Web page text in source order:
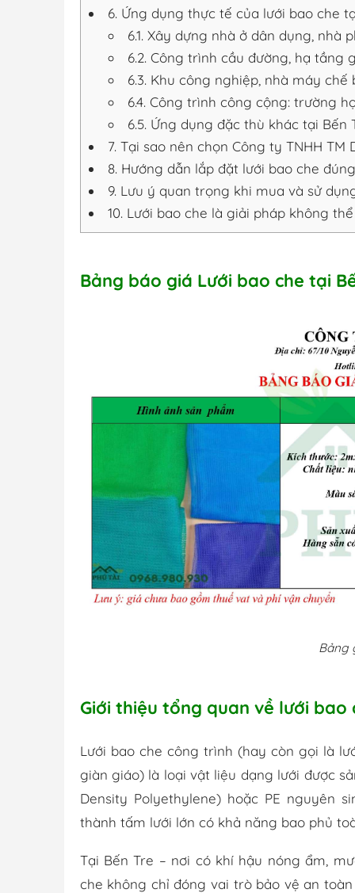
6. Ứng dụng thực tế của lưới bao che
6.1. Xây dựng nhà ở dân dụng, nhà
6.2. Công trình cầu đường, hạ tầng
6.3. Khu công nghiệp, nhà máy chế
6.4. Công trình công cộng: trường
6.5. Ứng dụng đặc thù khác tại Bến
7. Tại sao nên chọn Công ty TNHH TM
8. Hướng dẫn lắp đặt lưới bao che
9. Lưu ý quan trọng khi mua và sử
10. Lưới bao che là giải pháp không
Bảng báo giá Lưới bao che tại
Bảng
Giới thiệu tổng quan về lưới
Lưới bao che công trình (hay còn gọi là
giàn giáo) là loại vật liệu dạng lưới được
Density Polyethylene) hoặc PE nguyên
thành tấm lưới lớn có khả năng bao phủ
Tại Bến Tre – nơi có khí hậu nóng ẩm,
che không chỉ đóng vai trò bảo vệ an